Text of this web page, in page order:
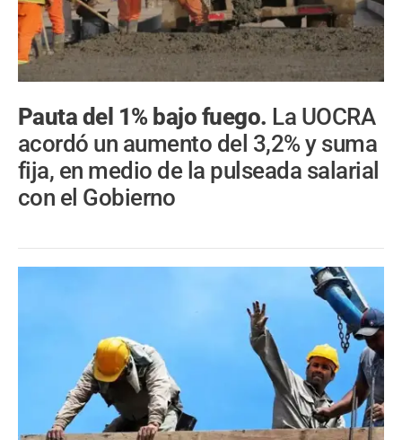
Pauta del 1% bajo fuego. La UOCRA
acordó un aumento del 3,2% y suma
fija, en medio de la pulseada salarial
con el Gobierno